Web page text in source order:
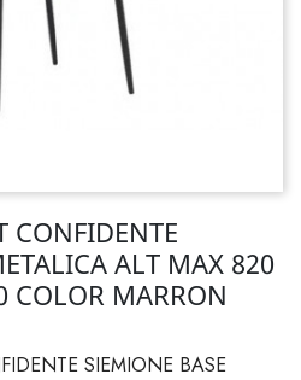
CONFIDENTE
ALT MAX 820
COLOR MARRON
SIEMIONE BASE